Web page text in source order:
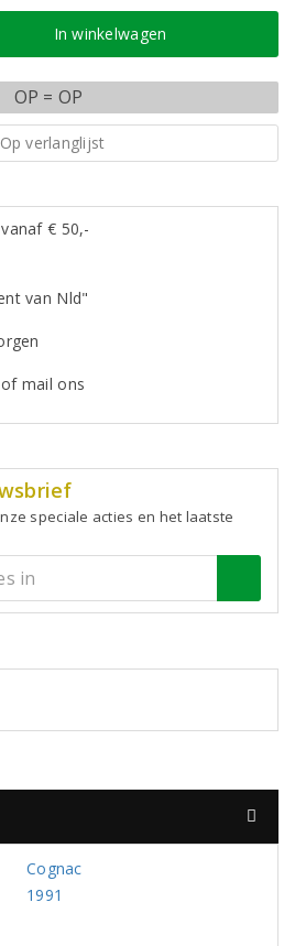
In winkelwagen
OP = OP
Op verlanglijst
€ 50,-
van Nld"
mail ons
speciale acties en het laatste
Cognac
1991